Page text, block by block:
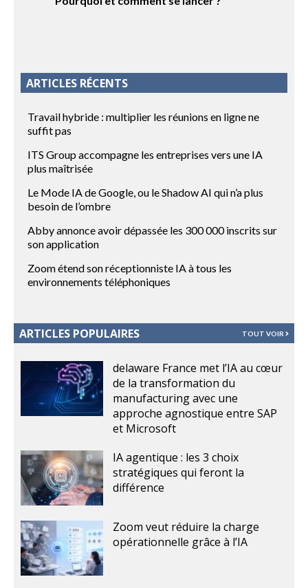
ARTICLES RÉCENTS
Travail hybride : multiplier les réunions en ligne ne
suffit pas
ITS Group accompagne les entreprises vers une IA
plus maîtrisée
Le Mode IA de Google, ou le Shadow AI qui n’a plus
besoin de l’ombre
Abby annonce avoir dépassée les 300 000 inscrits sur
son application
Zoom étend son réceptionniste IA à tous les
environnements téléphoniques
ARTICLES POPULAIRES TOUT VOIR
delaware France met l’IA au cœur
de la transformation du
manufacturing avec une
approche agnostique entre SAP
et Microsoft
IA agentique : les 3 choix
stratégiques qui feront la
différence
Zoom veut réduire la charge
opérationnelle grâce à l’IA